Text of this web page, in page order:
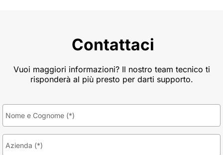
Contattaci
Vuoi maggiori informazioni? Il nostro team tecnico ti
risponderà al più presto per darti supporto.